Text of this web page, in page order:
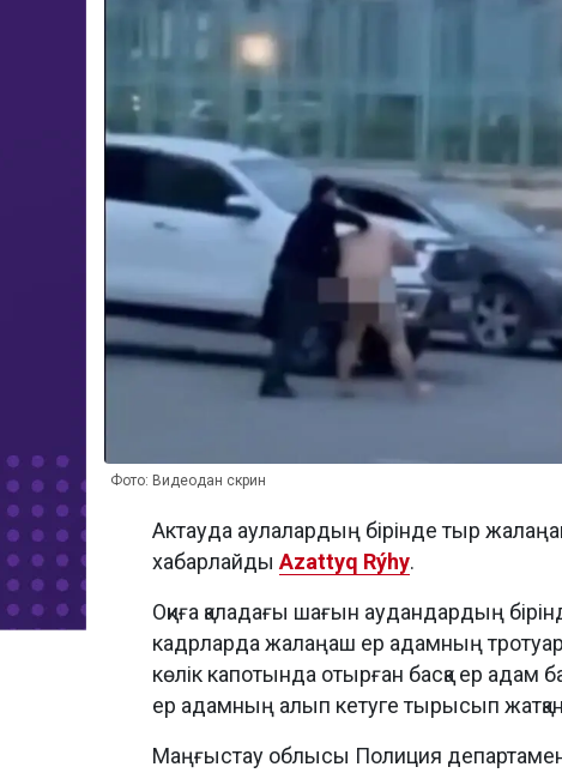
Фото: Видеодан скрин
Актауда аулалардың бірінде тыр
хабарлайды Azattyq Rýhy.
Оқиға қаладағы шағын аудандардың
кадрларда жалаңаш ер адамның
көлік капотында отырған басқа ер адам
ер адамның алып кетуге тырысып
Маңғыстау облысы Полиция